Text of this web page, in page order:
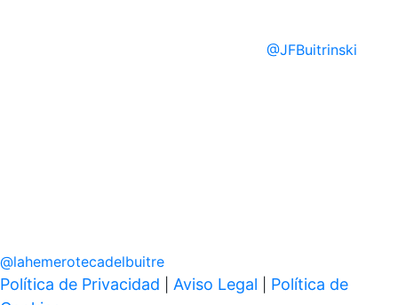
@JFBuitrinski
@lahemerotecadelbuitre
Política de Privacidad Aviso Legal
Política de